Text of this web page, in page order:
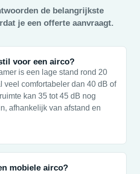
de belangrijkste
je een offerte aanvraagt.
voor een airco?
is een lage stand rond 20
veel comfortabeler dan 40 dB of
kan 35 tot 45 dB nog
afhankelijk van afstand en
mobiele airco?